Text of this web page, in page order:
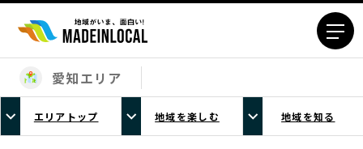
エリアから探す
北海道エリア
青森エリア
愛知エリア
エリアトップ 地域を楽しむ 地域を知る